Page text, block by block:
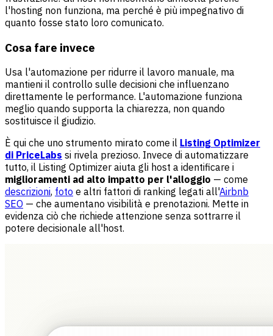
l'hosting non funziona, ma perché è più impegnativo di
quanto fosse stato loro comunicato.
Cosa fare invece
Usa l'automazione per ridurre il lavoro manuale, ma
mantieni il controllo sulle decisioni che influenzano
direttamente le performance. L'automazione funziona
meglio quando supporta la chiarezza, non quando
sostituisce il giudizio.
È qui che uno strumento mirato come il Listing Optimizer
di PriceLabs si rivela prezioso. Invece di automatizzare
tutto, il Listing Optimizer aiuta gli host a identificare i
miglioramenti ad alto impatto per l'alloggio — come
descrizioni, foto e altri fattori di ranking legati all'Airbnb
SEO — che aumentano visibilità e prenotazioni. Mette in
evidenza ciò che richiede attenzione senza sottrarre il
potere decisionale all'host.